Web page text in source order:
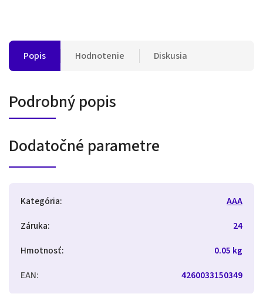
Popis Hodnotenie Diskusia
Podrobný popis
Dodatočné parametre
Kategória:
AAA
Záruka:
24
Hmotnosť:
0.05 kg
EAN: 4260033150349